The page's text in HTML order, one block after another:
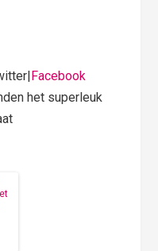
Facebook
het superleuk